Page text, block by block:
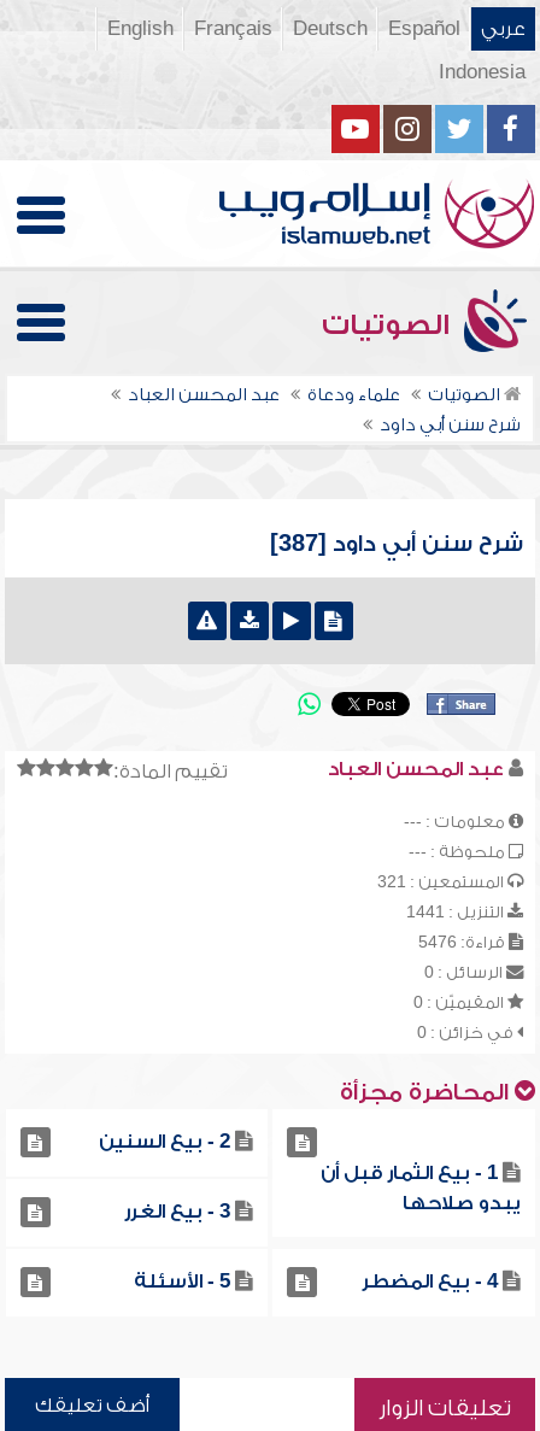
عربي Español
Deutsch
Français
English
Indonesia
الصوتيات
الصوتيات علماء ودعاة
عبد المحسن العباد
شرح سنن أبي داود
شرح سنن أبي داود [387]
تقييم المادة: عبد المحسن العباد
معلومات : ---
ملحوظة : ---
المستمعين : 321
التنزيل : 1441
قراءة: 5476
الرسائل : 0
المقيميّن : 0
في خزائن : 0
المحاضرة مجزأة
1 - بيع الثمار قبل أن
يبدو صلاحها
2 - بيع السنين
3 - بيع الغرر
4 - بيع المضطر 5 - الأسئلة
تعليقات الزوار أضف تعليقك